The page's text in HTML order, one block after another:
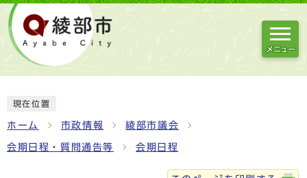
メニュー
現在位置
ホーム 市政情報 綾部市議会
会期日程・質問通告等 会期日程